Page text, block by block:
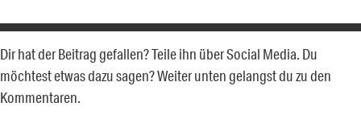
Dir hat der Beitrag gefallen? Teile ihn über Social Media. Du
möchtest etwas dazu sagen? Weiter unten gelangst du zu den
Kommentaren.